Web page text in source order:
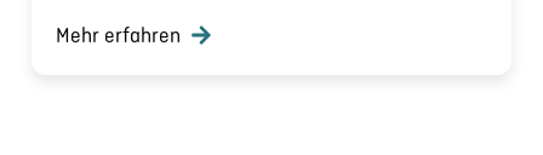
Mehr erfahren